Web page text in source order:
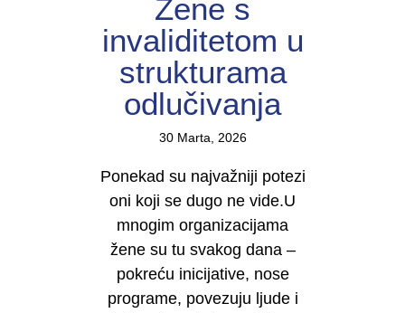
Žene s
invaliditetom u
strukturama
odlučivanja
30 Marta, 2026
Ponekad su najvažniji potezi
oni koji se dugo ne vide.U
mnogim organizacijama
žene su tu svakog dana –
pokreću inicijative, nose
programe, povezuju ljude i